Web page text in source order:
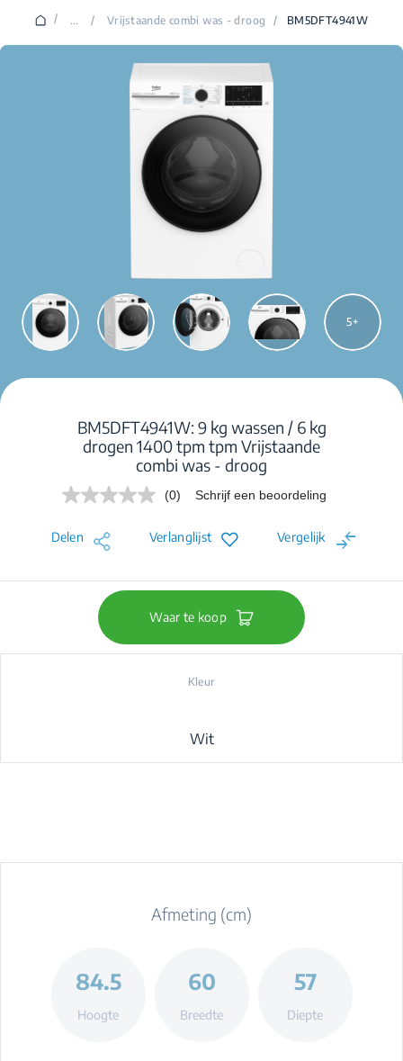
/ ... / Vrijstaande combi was - droog / BM5DFT4941W
5
BM5DFT4941W: 9 kg wassen / 6 kg
drogen 1400 tpm tpm Vrijstaande
combi was - droog
Geen
Dezelfde
paginalink.
(0) Schrijf een beoordeling
Delen Verlanglijst Vergelijk
Waar te koop
Kleur
Wit
Afmeting (cm)
84.5
Hoogte
60
Breedte
57
Diepte